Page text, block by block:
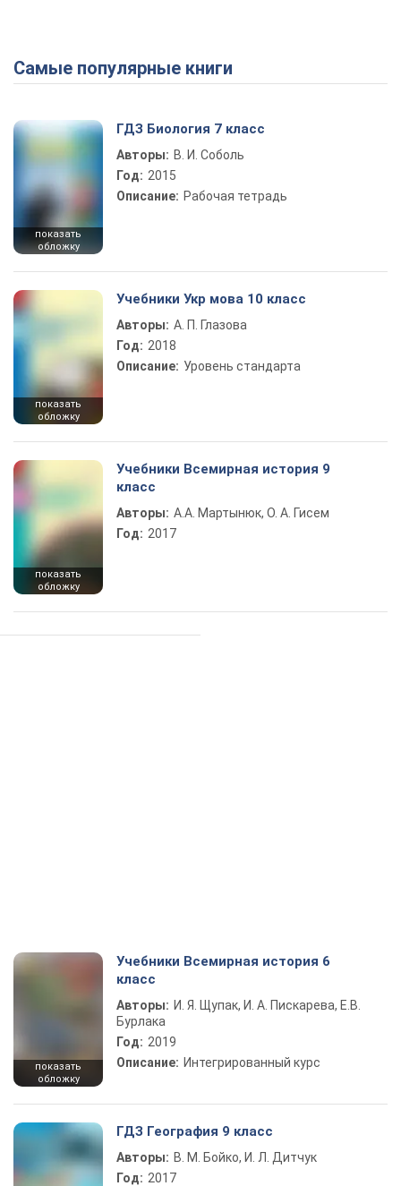
Play Video
Самые популярные книги
показать
обложку
ГДЗ Биология 7 класс
Авторы: В. И. Соболь
Год: 2015
Описание: Рабочая тетрадь
показать
обложку
Учебники Укр мова 10 класс
Авторы: А. П. Глазова
Год: 2018
Описание: Уровень стандарта
показать
обложку
Учебники Всемирная история 9
класс
Авторы: А.А. Мартынюк, О. А. Гисем
Год: 2017
показать
обложку
Учебники Всемирная история 6
класс
Авторы: И. Я. Щупак, И. А. Пискарева, Е.В.
Бурлака
Год: 2019
Описание: Интегрированный курс
ГДЗ География 9 класс
Авторы: В. М. Бойко, И. Л. Дитчук
Год: 2017